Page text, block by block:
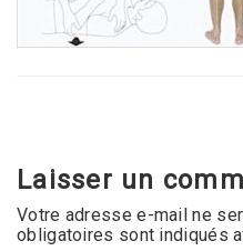
Laisser un
Votre adresse e-mail ne
obligatoires sont indiqués